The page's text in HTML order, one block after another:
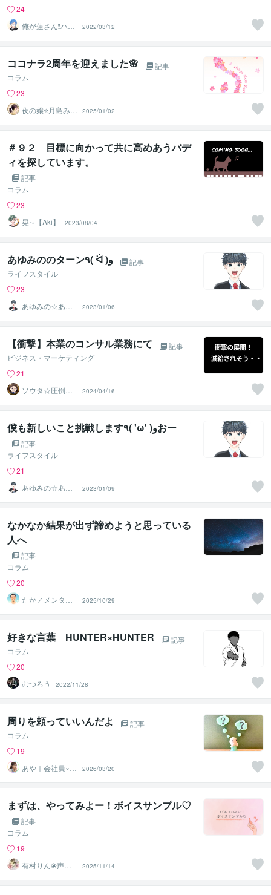
24
俺が蓮さん❗️ハス
じゃありません
w
2022/03/12
ココナラ2周年を迎えました🌸
記事
コラム
23
夜の嬢⭐月島みと
｜複雑恋愛カウ
ンセラー
2025/01/02
＃９２ 目標に向かって共に高めあうバデ
ィを探しています。
記事
コラム
23
晃∼【Aki】
2023/08/04
あゆみののターン٩( ᐛ )و
記事
ライフスタイル
23
あゆみの☆あな
たを応援・肯定
し隊
2023/01/06
【衝撃】本業のコンサル業務にて
記事
ビジネス・マーケティング
21
ソウタ☆圧倒的
実績のココナ ラ
のコンサル
2024/04/16
僕も新しいこと挑戦します٩( 'ω' )وおー
記事
ライフスタイル
21
あゆみの☆あな
たを応援・肯定
し隊
2023/01/09
なかなか結果が出ず諦めようと思っている
人へ
記事
コラム
20
たか／メンタル
パートナー
2025/10/29
好きな言葉 HUNTER×HUNTER
記事
コラム
20
むつろう
2022/11/28
周りを頼っていいんだよ
記事
コラム
19
あや｜会社員×悩
み相談_二刀流メ
ガネ女子
2026/03/20
まずは、やってみよー！ボイスサンプル♡
記事
コラム
19
有村りん❀声と
文字で癒します♪
2025/11/14